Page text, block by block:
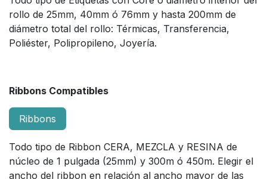
rollo de 25mm, 40mm ó 76mm y hasta 200mm de
diámetro total del rollo: Térmicas, Transferencia,
Poliéster, Polipropileno, Joyería.
Ribbons Compatibles
Ribbons
Todo tipo de Ribbon CERA, MEZCLA y RESINA de
núcleo de 1 pulgada (25mm) y 300m ó 450m. Elegir el
ancho del ribbon en relación al ancho mayor de las